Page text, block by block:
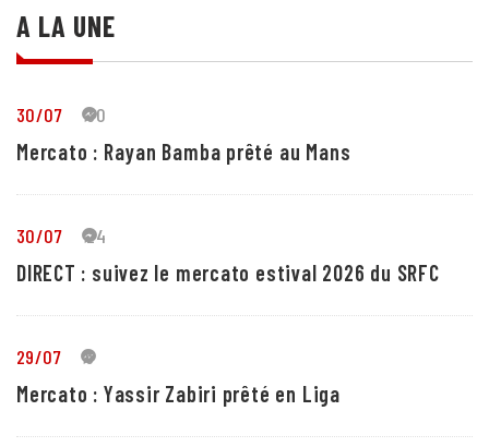
A LA UNE
30/07 30
Mercato : Rayan Bamba prêté au Mans
30/07 24
DIRECT : suivez le mercato estival 2026 du SRFC
29/07 5
Mercato : Yassir Zabiri prêté en Liga